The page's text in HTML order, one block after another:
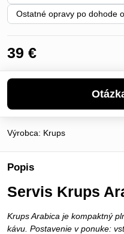
Ostatné opravy po dohode
39 €
Výrobca: Krups
Popis
Servis Krups
Krups Arabica je kompaktný
kávu. Postavenie v ponuke: